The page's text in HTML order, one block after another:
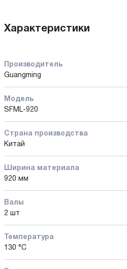
Характеристики
Производитель
Guangming
Модель
SFML-920
Страна производства
Китай
Ширина материала
920 мм
Валы
2 шт
Температура
130 °C